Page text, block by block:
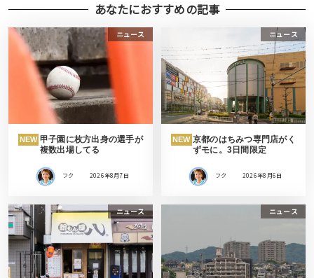
あなたにおすすめの記事
ニュース
NEW 甲子園に枚方出身の選手が
複数出場してる
フク 2026年8月7日
ニュース
NEW 京都のはちみつ専門店がく
ずモに。3日間限定
フク 2026年8月6日
ニュース ニュース